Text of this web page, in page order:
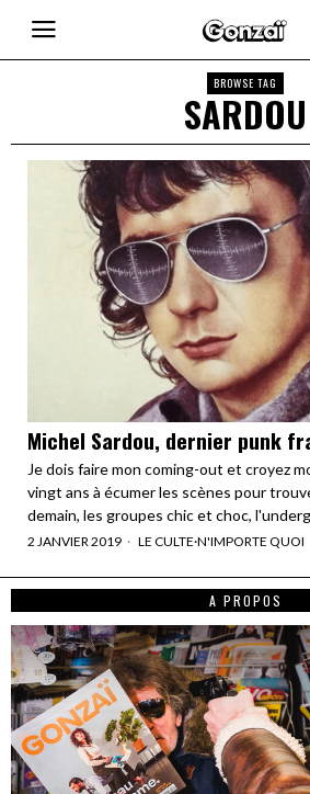
BROWSE TAG
SARDOU
Michel Sardou, dernier punk
Je dois faire mon coming-out et croyez
vingt ans à écumer les scènes pour
demain, les groupes chic et choc,
2 JANVIER 2019 LE CULTE·N'IMPORTE QUOI
A PROPOS